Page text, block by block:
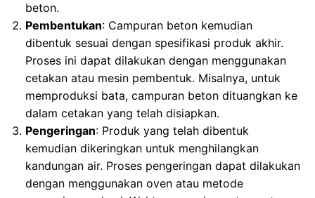
beton.
Pembentukan: Campuran beton kemudian
dibentuk sesuai dengan spesifikasi produk akhir.
Proses ini dapat dilakukan dengan menggunakan
cetakan atau mesin pembentuk. Misalnya, untuk
memproduksi bata, campuran beton dituangkan ke
dalam cetakan yang telah disiapkan.
Pengeringan: Produk yang telah dibentuk
kemudian dikeringkan untuk menghilangkan
kandungan air. Proses pengeringan dapat dilakukan
dengan menggunakan oven atau metode